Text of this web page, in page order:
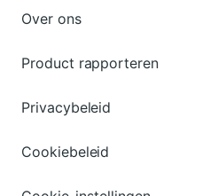
Over ons
Product rapporteren
Privacybeleid
Cookiebeleid